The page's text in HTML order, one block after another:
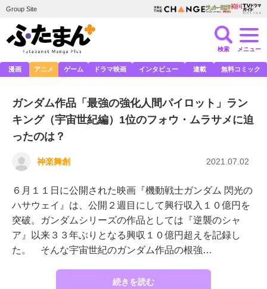
Group Site
検索 メニュー
漫画 アニメ ゲーム ドラマ映画 インタビュー 連載 無料コミック
ガンダム作品「最強の強化人間パイロット」ラン
キング（宇宙世紀編）1位のフォウ・ムラサメに迫
ったのは？
神楽舞創 2021.07.02
６月１１日に公開された映画『機動戦士ガンダム 閃光の
ハサウェイ』は、公開２週目にして興行収入１０億円を
突破。ガンダムシリーズの作品としては『逆襲のシャ
ア』以来３３年ぶりとなる興収１０億円超えを記録し
た。 そんな宇宙世紀のガンダム作品の根強…
続きを読む